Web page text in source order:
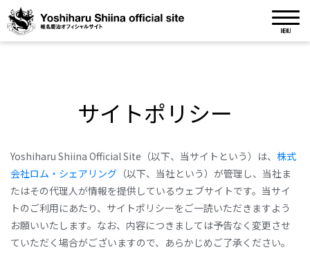
MENU
サイトポリシー
Yoshiharu Shiina Official Site（以下、当サイトという）は、 株式
会社ロム・シェアリング （以下、当社という）が管理し、当社ま
たはその代理人が情報を提供しているウェブサイトです。当サイ
トのご利用にあたり、サイトポリシーをご一読いただきますよう
お願いいたします。なお、内容につきましては予告なく変更させ
ていただく場合がございますので、あらかじめご了承ください。